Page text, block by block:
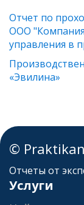
Отчет по
ООО
управления в
«Эвилина»
©
Отчеты от
Услуги